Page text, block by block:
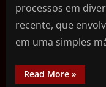
processos em
recente, que
em uma simples
Read More »